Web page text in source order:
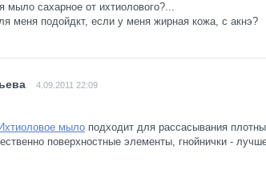
мыло сахарное от ихтиолового?...
меня подойдкт, если у меня жирная кожа, с акнэ?
4.09.2011 22:09
Ихтиоловое мыло подходит для рассасывания
поверхностные элементы, гнойнички -